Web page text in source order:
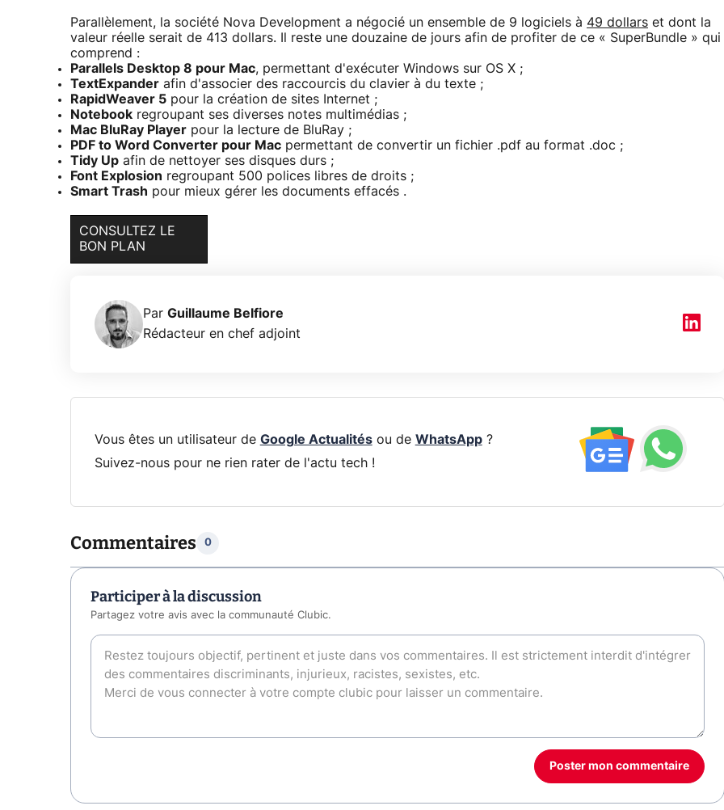
Parallèlement, la société Nova Development a négocié un ensemble de 9 logiciels à 49 dollars et dont la
valeur réelle serait de 413 dollars. Il reste une douzaine de jours afin de profiter de ce « SuperBundle » qui
comprend :
Parallels Desktop 8 pour Mac, permettant d'exécuter Windows sur OS X ;
TextExpander afin d'associer des raccourcis du clavier à du texte ;
RapidWeaver 5 pour la création de sites Internet ;
Notebook regroupant ses diverses notes multimédias ;
Mac BluRay Player pour la lecture de BluRay ;
PDF to Word Converter pour Mac permettant de convertir un fichier .pdf au format .doc ;
Tidy Up afin de nettoyer ses disques durs ;
Font Explosion regroupant 500 polices libres de droits ;
Smart Trash pour mieux gérer les documents effacés .
CONSULTEZ LE
BON PLAN
Par Guillaume Belfiore
Rédacteur en chef adjoint
Vous êtes un utilisateur de Google Actualitésou de WhatsApp?
Suivez-nous pour ne rien rater de l'actu tech !
Commentaires 0
Participer à la discussion
Partagez votre avis avec la communauté Clubic.
Poster mon commentaire